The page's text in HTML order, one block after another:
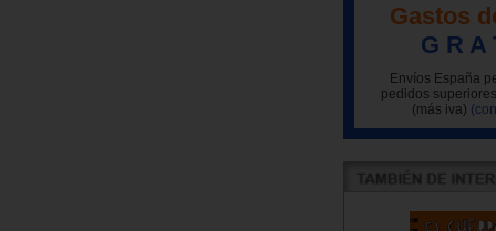
Gastos
G R A
Envíos España
pedidos
(más iva)